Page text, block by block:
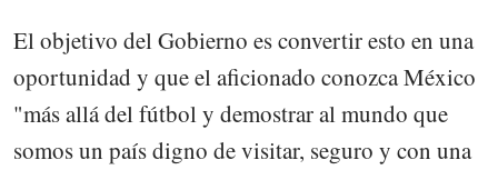
El objetivo del Gobierno es convertir esto en una
oportunidad y que el aficionado conozca México
"más allá del fútbol y demostrar al mundo que
somos un país digno de visitar, seguro y con una